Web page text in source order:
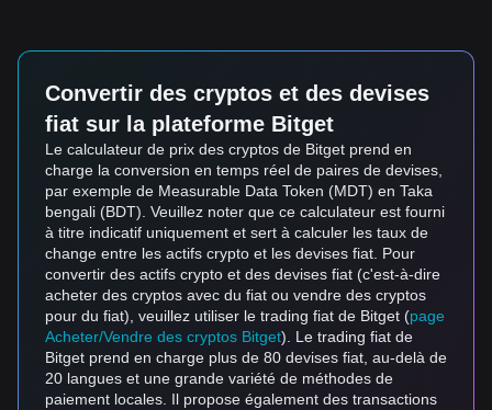
Convertir des cryptos et des devises
fiat sur la plateforme Bitget
Le calculateur de prix des cryptos de Bitget prend en
charge la conversion en temps réel de paires de devises,
par exemple de Measurable Data Token (MDT) en Taka
bengali (BDT). Veuillez noter que ce calculateur est fourni
à titre indicatif uniquement et sert à calculer les taux de
change entre les actifs crypto et les devises fiat. Pour
convertir des actifs crypto et des devises fiat (c'est-à-dire
acheter des cryptos avec du fiat ou vendre des cryptos
pour du fiat), veuillez utiliser le trading fiat de Bitget (page
Acheter/Vendre des cryptos Bitget). Le trading fiat de
Bitget prend en charge plus de 80 devises fiat, au-delà de
20 langues et une grande variété de méthodes de
paiement locales. Il propose également des transactions